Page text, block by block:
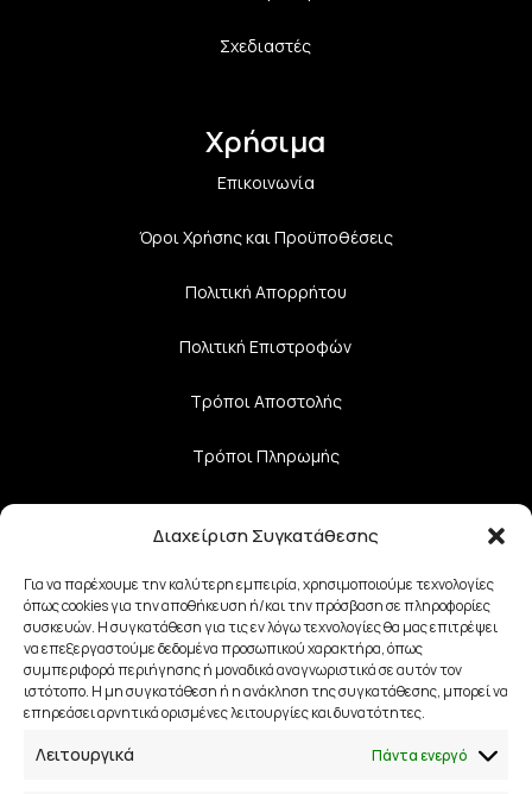
Διαχείριση Συγκατάθεσης
Για να παρέχουμε την καλύτερη εμπειρία, χρησιμοποιούμε τεχνολογίες
όπως cookies για την αποθήκευση ή/και την πρόσβαση σε πληροφορίες
συσκευών. Η συγκατάθεση για τις εν λόγω τεχνολογίες θα μας επιτρέψει
να επεξεργαστούμε δεδομένα προσωπικού χαρακτήρα, όπως
συμπεριφορά περιήγησης ή μοναδικά αναγνωριστικά σε αυτόν τον
ιστότοπο. Η μη συγκατάθεση ή η ανάκληση της συγκατάθεσης, μπορεί να
επηρεάσει αρνητικά ορισμένες λειτουργίες και δυνατότητες.
Λειτουργικά Πάντα ενεργό
Σχεδιαστές
Χρήσιμα
Επικοινωνία
Όροι Χρήσης και Προϋποθέσεις
Πολιτική Aπορρήτου
Πολιτική Επιστροφών
Τρόποι Αποστολής
Τρόποι Πληρωμής
Επικοινωνία
28ης Οκτωβρίου 33
41223, Λάρισα
info@lalimainas.gr